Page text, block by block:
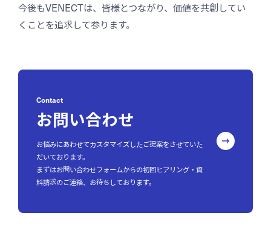
今後もVENECTは、皆様とつながり、価値を共創してい
くことを追求して参ります。
Contact
お問い合わせ
お悩みにあわせてカスタマイズしたご提案をさせていた
だいております。
まずはお問い合わせフォームからの初回ヒアリング・資
料請求のご連絡、お待ちしております。